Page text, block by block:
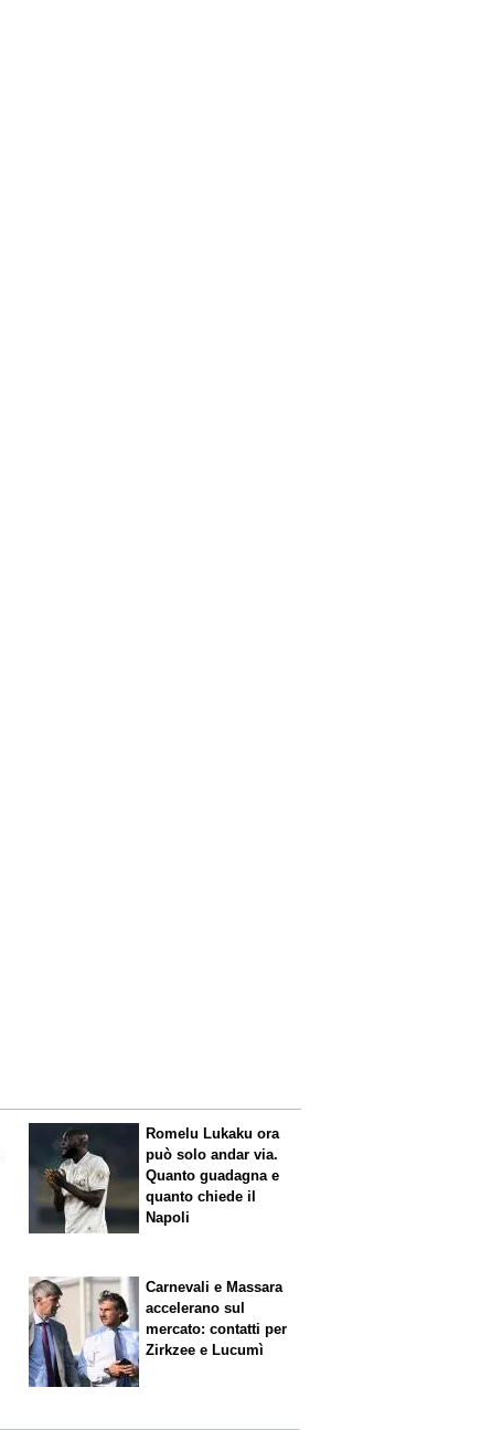
Romelu Lukaku ora
può solo andar via.
Quanto guadagna e
quanto chiede il
Napoli
Carnevali e Massara
accelerano sul
mercato: contatti per
Zirkzee e Lucumì